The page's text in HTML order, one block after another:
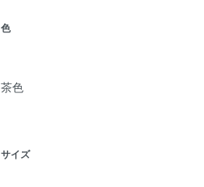
色
茶色
サイズ